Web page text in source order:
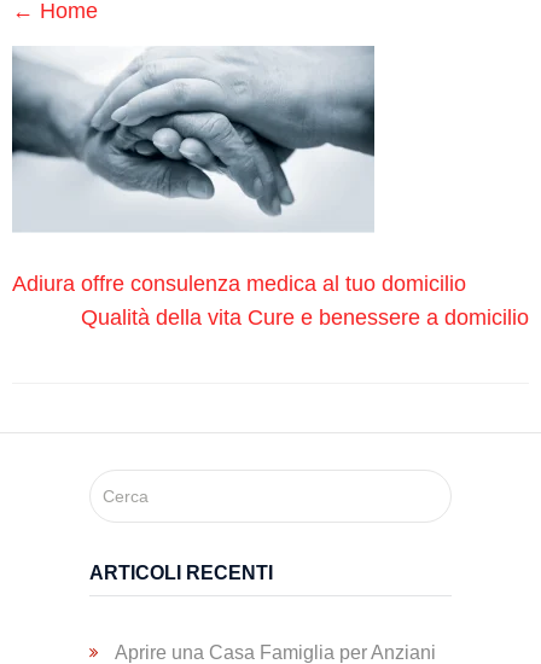
← Home
Adiura offre consulenza medica al tuo domicilio
Qualità della vita Cure e benessere a domicilio
ARTICOLI RECENTI
Aprire una Casa Famiglia per Anziani
Assistenza
Infermieristica
Prelievi a
Decubito
Trasporto
Disabili